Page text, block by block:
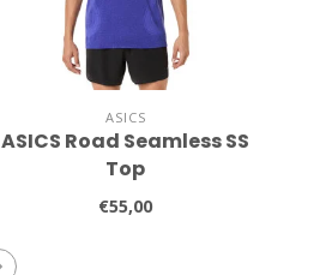
ASICS
ASICS Road Seamless SS
Top
€55,00